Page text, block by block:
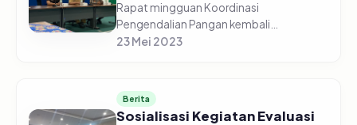
Rapat mingguan Koordinasi
Pengendalian Pangan kembali
diselenggarakan secara daring di gedung
Kabupaten Pasur...
23 Mei 2023
Berita
Sosialisasi Kegiatan Evaluasi